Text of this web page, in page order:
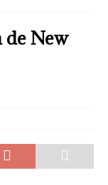
de New